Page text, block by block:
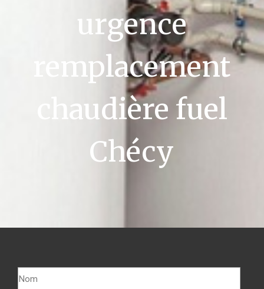
urgence
remplacement
chaudière fuel
Chécy